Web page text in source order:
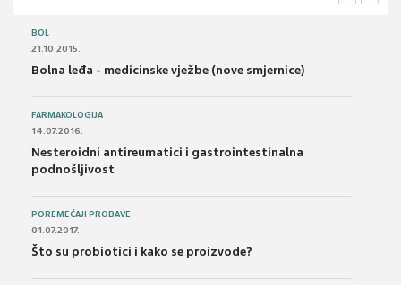
BOL
21.10.2015.
Bolna leđa - medicinske vježbe (nove smjernice)
FARMAKOLOGIJA
14.07.2016.
Nesteroidni antireumatici i gastrointestinalna
podnošljivost
POREMEĆAJI PROBAVE
01.07.2017.
Što su probiotici i kako se proizvode?